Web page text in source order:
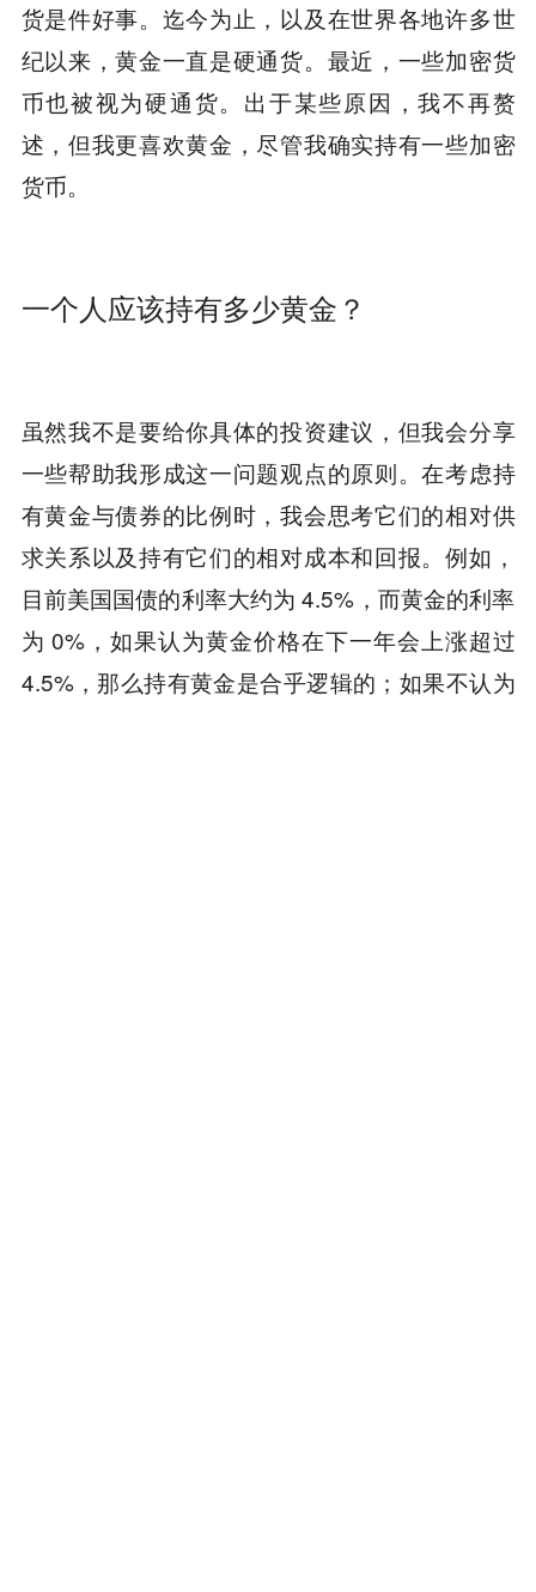
货是件好事。迄今为止，以及在世界各地许多世
纪以来，黄金一直是硬通货。最近，一些加密货
币也被视为硬通货。出于某些原因，我不再赘
述，但我更喜欢黄金，尽管我确实持有一些加密
货币。
一个人应该持有多少黄金？
虽然我不是要给你具体的投资建议，但我会分享
一些帮助我形成这一问题观点的原则。在考虑持
有黄金与债券的比例时，我会思考它们的相对供
求关系以及持有它们的相对成本和回报。例如，
目前美国国债的利率大约为 4.5%，而黄金的利率
为 0%，如果认为黄金价格在下一年会上涨超过
4.5%，那么持有黄金是合乎逻辑的；如果不认为